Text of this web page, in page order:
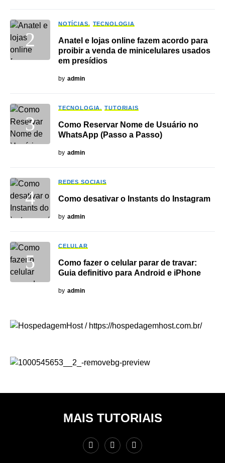
NOTÍCIAS TECNOLOGIA
Anatel e lojas online fazem acordo para
proibir a venda de minicelulares usados
em presídios
by admin
TECNOLOGIA TUTORIAIS
Como Reservar Nome de Usuário no
WhatsApp (Passo a Passo)
by admin
REDES SOCIAIS
Como desativar o Instants do Instagram
by admin
CELULAR
Como fazer o celular parar de travar:
Guia definitivo para Android e iPhone
by admin
MAIS TUTORIAIS